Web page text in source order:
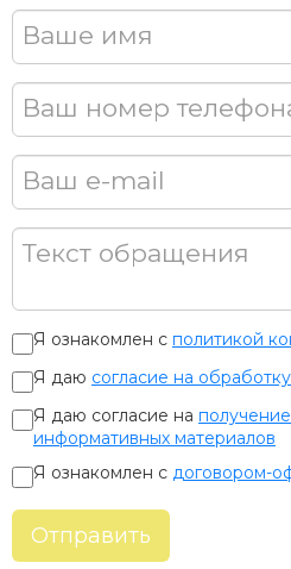
Ваше имя
Ваш номер
Ваш e-mail
Текст обращения
Я ознакомлен с политикой
Я даю согласие на
Я даю согласие на
информативных материалов
Я ознакомлен с договором-
Отправить